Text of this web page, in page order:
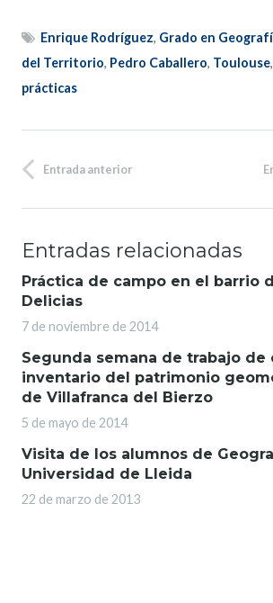
Enrique Rodríguez, Grado en
del Territorio, Pedro Caballero, Toulouse,
prácticas
Entrada anterior
Entradas relacionadas
Práctica de campo en el barrio
Delicias
7 de noviembre de 2014
Segunda semana de trabajo de
inventario del patrimonio
de Villafranca del Bierzo
5 de mayo de 2014
Visita de los alumnos de
Universidad de Lleida
22 de marzo de 2013